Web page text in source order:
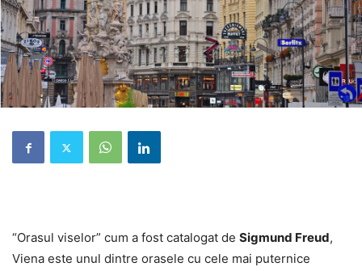
“Orasul viselor” cum a fost catalogat de Sigmund Freud,
Viena este unul dintre orasele cu cele mai puternice